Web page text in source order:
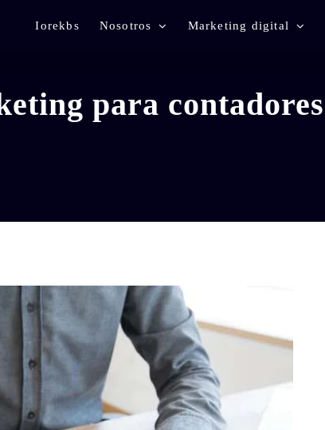
Iorekbs Nosotros Marketing digital
para contadores